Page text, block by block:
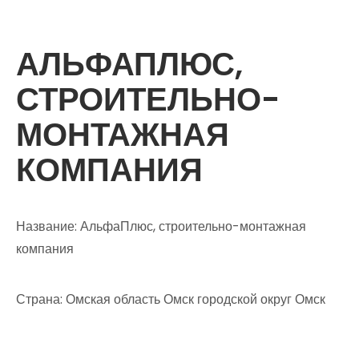
АЛЬФАПЛЮС,
СТРОИТЕЛЬНО-
МОНТАЖНАЯ
КОМПАНИЯ
Название: АльфаПлюс, строительно-монтажная
компания
Страна: Омская область Омск городской округ Омск